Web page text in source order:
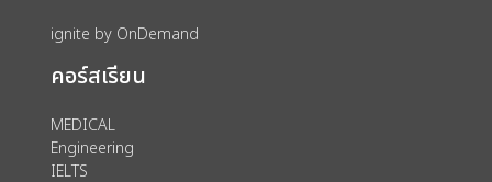
ignite by OnDemand
คอร์สเรียน
MEDICAL
Engineering
IELTS